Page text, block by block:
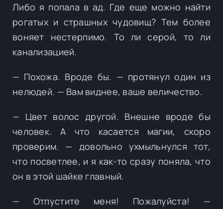
Либо я попала в ад. Где еще можно найти
рогатых и страшных чудовищ? Тем более
воняет нестерпимо. То ли серой, то ли
канализацией.
— Похожа. Вроде бы. — протянул один из
нелюдей. — Вам виднее, ваше величество.
— Цвет волос другой. Внешне вроде бы
человек. А что касается магии, скоро
проверим. — довольно ухмыльнулся тот,
что посветлее, и я как-то сразу поняла, что
он в этой шайке главный.
— Отпустите меня! Пожалуйста! —